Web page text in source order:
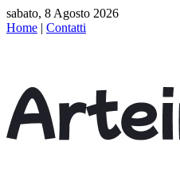
sabato, 8 Agosto 2026
Home | Contatti